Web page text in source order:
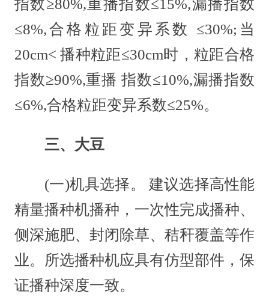
指数≥80%,重播指数≤15%,漏播指数
≤8%,合格粒距变异系数 ≤30%;当
20cm< 播种粒距≤30cm时，粒距合格
指数≥90%,重播 指数≤10%,漏播指数
≤6%,合格粒距变异系数≤25%。
三、大豆
(一)机具选择。 建议选择高性能
精量播种机播种，一次性完成播种、
侧深施肥、封闭除草、秸秆覆盖等作
业。所选播种机应具有仿型部件，保
证播种深度一致。